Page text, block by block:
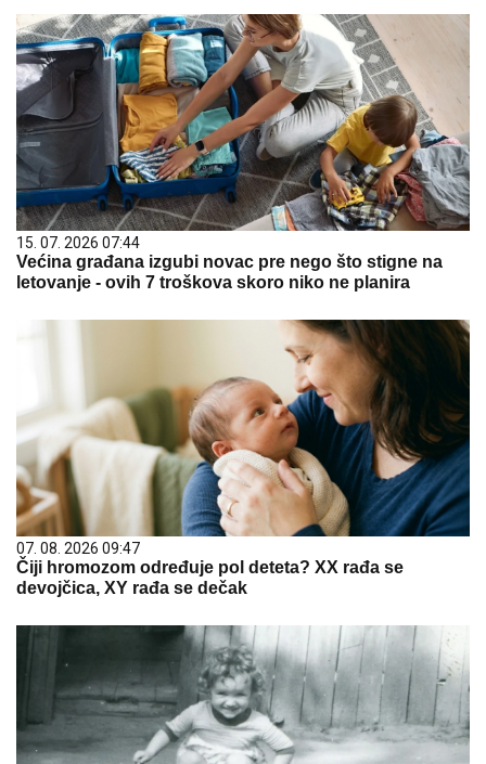
15. 07. 2026 07:44
Većina građana izgubi novac pre nego što stigne na
letovanje - ovih 7 troškova skoro niko ne planira
07. 08. 2026 09:47
Čiji hromozom određuje pol deteta? XX rađa se
devojčica, XY rađa se dečak